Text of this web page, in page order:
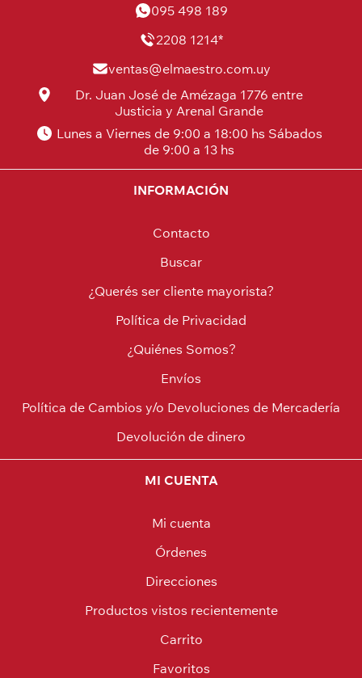
095 498 189
2208 1214*
ventas@elmaestro.com.uy
Dr. Juan José de Amézaga 1776 entre
Justicia y Arenal Grande
Lunes a Viernes de 9:00 a 18:00 hs Sábados
de 9:00 a 13 hs
INFORMACIÓN
Contacto
Buscar
¿Querés ser cliente mayorista?
Política de Privacidad
¿Quiénes Somos?
Envíos
Política de Cambios y/o Devoluciones de Mercadería
Devolución de dinero
MI CUENTA
Mi cuenta
Órdenes
Direcciones
Productos vistos recientemente
Carrito
Favoritos